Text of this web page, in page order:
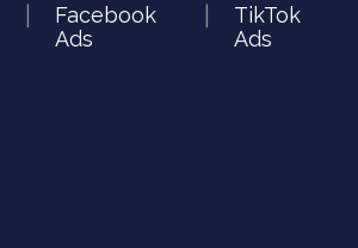
Facebook
Ads
TikTok
Ads